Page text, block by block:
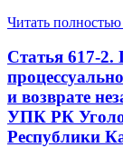
Читать полностью
Статья 617-2.
и возврате
УПК РК
Республики